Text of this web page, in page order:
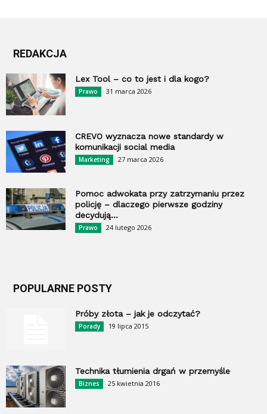
REDAKCJA
Lex Tool – co to jest i dla kogo?
Prawo 31 marca 2026
CREVO wyznacza nowe standardy w
komunikacji social media
Marketing 27 marca 2026
Pomoc adwokata przy zatrzymaniu przez
policję – dlaczego pierwsze godziny
decydują...
Prawo 24 lutego 2026
POPULARNE POSTY
Próby złota – jak je odczytać?
Porady 19 lipca 2015
Technika tłumienia drgań w przemyśle
Biznes 25 kwietnia 2016